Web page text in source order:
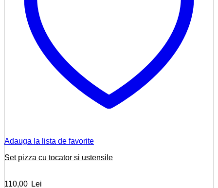
Adauga la lista de favorite
Set pizza cu tocator si ustensile
110,00 Lei